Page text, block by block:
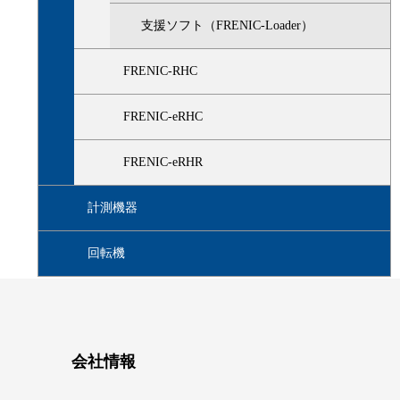
支援ソフト（FRENIC-Loader）
FRENIC-RHC
FRENIC-eRHC
FRENIC-eRHR
計測機器
回転機
会社情報